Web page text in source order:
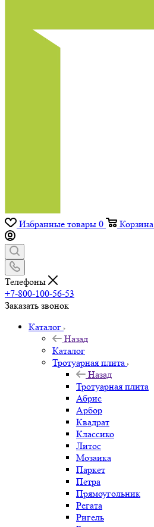
Избранные товары 0 Корзина
Телефоны
+7-800-100-56-53
Заказать звонок
Каталог
Назад
Каталог
Тротуарная плита
Назад
Тротуарная плита
Абрис
Арбор
Квадрат
Классико
Литос
Мозаика
Паркет
Петра
Прямоугольник
Регата
Ригель